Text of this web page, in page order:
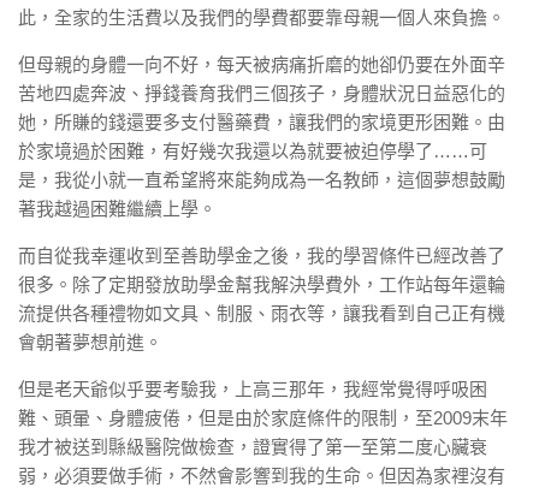
此，全家的生活費以及我們的學費都要靠母親一個人來負擔。
但母親的身體一向不好，每天被病痛折磨的她卻仍要在外面辛
苦地四處奔波、掙錢養育我們三個孩子，身體狀況日益惡化的
她，所賺的錢還要多支付醫藥費，讓我們的家境更形困難。由
於家境過於困難，有好幾次我還以為就要被迫停學了……可
是，我從小就一直希望將來能夠成為一名教師，這個夢想鼓勵
著我越過困難繼續上學。
而自從我幸運收到至善助學金之後，我的學習條件已經改善了
很多。除了定期發放助學金幫我解決學費外，工作站每年還輪
流提供各種禮物如文具、制服、雨衣等，讓我看到自己正有機
會朝著夢想前進。
但是老天爺似乎要考驗我，上高三那年，我經常覺得呼吸困
難、頭暈、身體疲倦，但是由於家庭條件的限制，至2009末年
我才被送到縣級醫院做檢查，證實得了第一至第二度心臟衰
弱，必須要做手術，不然會影響到我的生命。但因為家裡沒有